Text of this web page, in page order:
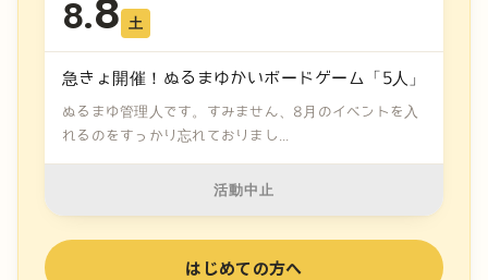
8.8 土
急きょ開催！ぬるまゆかいボードゲーム「5人」
ぬるまゆ管理人です。すみません、8月のイベントを入
れるのをすっかり忘れておりまし...
活動中止
はじめての方へ